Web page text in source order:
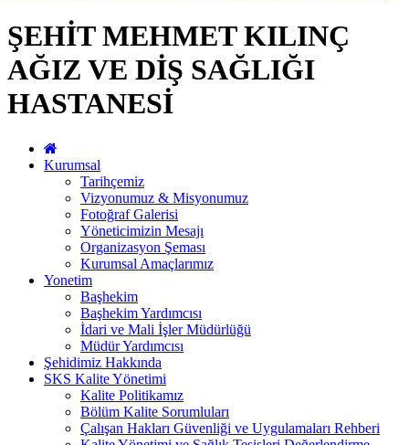
ŞEHİT MEHMET KILINÇ
AĞIZ VE DİŞ SAĞLIĞI
HASTANESİ
Kurumsal
Tarihçemiz
Vizyonumuz & Misyonumuz
Fotoğraf Galerisi
Yöneticimizin Mesajı
Organizasyon Şeması
Kurumsal Amaçlarımız
Yonetim
Başhekim
Başhekim Yardımcısı
İdari ve Mali İşler Müdürlüğü
Müdür Yardımcısı
Şehidimiz Hakkında
SKS Kalite Yönetimi
Kalite Politikamız
Bölüm Kalite Sorumluları
Çalışan Hakları Güvenliği ve Uygulamaları Rehberi